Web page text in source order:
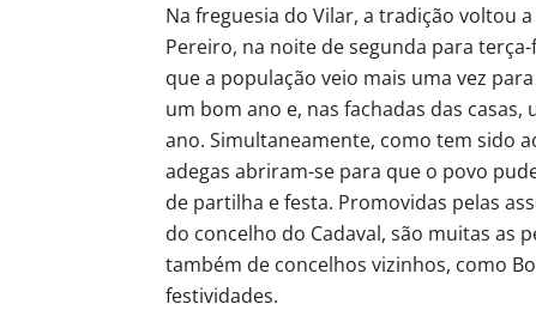
Na freguesia do Vilar, a tradição voltou
Pereiro, na noite de segunda para terça-
que a população veio mais uma vez
um bom ano e, nas fachadas das
ano. Simultaneamente, como tem sido
adegas abriram-se para que o povo
de partilha e festa. Promovidas pelas
do concelho do Cadaval, são muitas as
também de concelhos vizinhos, como
festividades.